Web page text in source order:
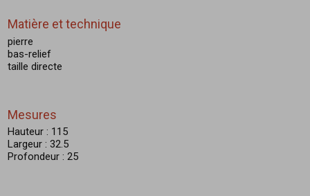
Matière et technique
pierre
bas-relief
taille directe
Mesures
Hauteur : 115
Largeur : 32.5
Profondeur : 25